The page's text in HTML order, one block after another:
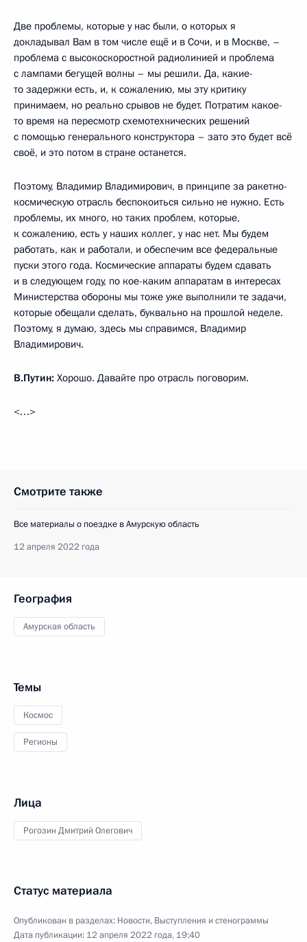
Две проблемы, которые у нас были, о которых я
докладывал Вам в том числе ещё и в Сочи, и в Москве, –
проблема с высокоскоростной радиолинией и проблема
с лампами бегущей волны – мы решили. Да, какие-
то задержки есть, и, к сожалению, мы эту критику
принимаем, но реально срывов не будет. Потратим какое-
то время на пересмотр схемотехнических решений
с помощью генерального конструктора – зато это будет всё
своё, и это потом в стране останется.
Поэтому, Владимир Владимирович, в принципе за ракетно-
космическую отрасль беспокоиться сильно не нужно. Есть
проблемы, их много, но таких проблем, которые,
к сожалению, есть у наших коллег, у нас нет. Мы будем
работать, как и работали, и обеспечим все федеральные
пуски этого года. Космические аппараты будем сдавать
и в следующем году, по кое-каким аппаратам в интересах
Министерства обороны мы тоже уже выполнили те задачи,
которые обещали сделать, буквально на прошлой неделе.
Поэтому, я думаю, здесь мы справимся, Владимир
Владимирович.
В.Путин: Хорошо. Давайте про отрасль поговорим.
<…>
Смотрите также
Все материалы о поездке в Амурскую область
12 апреля 2022 года
География
Амурская область
Темы
Космос
Регионы
Лица
Рогозин Дмитрий Олегович
Статус материала
Опубликован в разделах: Новости, Выступления и стенограммы
Дата публикации: 12 апреля 2022 года, 19:40